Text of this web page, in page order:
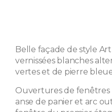
Belle façade de style
vernissées blanches
vertes et de pierre
Ouvertures de
anse de panier et arc